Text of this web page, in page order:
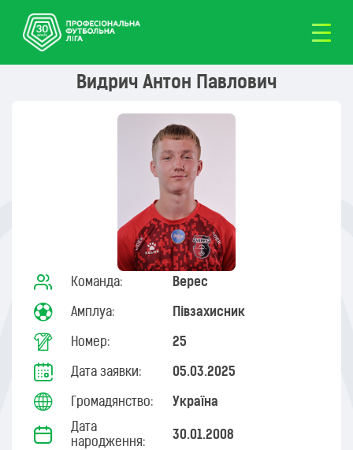
Видрич Антон Павлович
Команда: Верес
Амплуа: Півзахисник
Номер: 25
Дата заявки: 05.03.2025
Громадянство: Україна
Дата
народження:
30.01.2008